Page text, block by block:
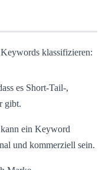
klassifizieren:
es Short-Tail-,
gibt.
ein Keyword
und kommerziell sein.